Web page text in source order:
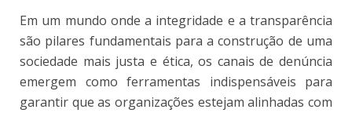
Em um mundo onde a integridade e a transparência
são pilares fundamentais para a construção de uma
sociedade mais justa e ética, os canais de denúncia
emergem como ferramentas indispensáveis para
garantir que as organizações estejam alinhadas com